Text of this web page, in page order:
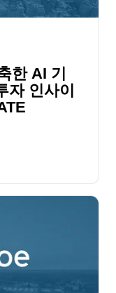
한 AI 기
자 인사이